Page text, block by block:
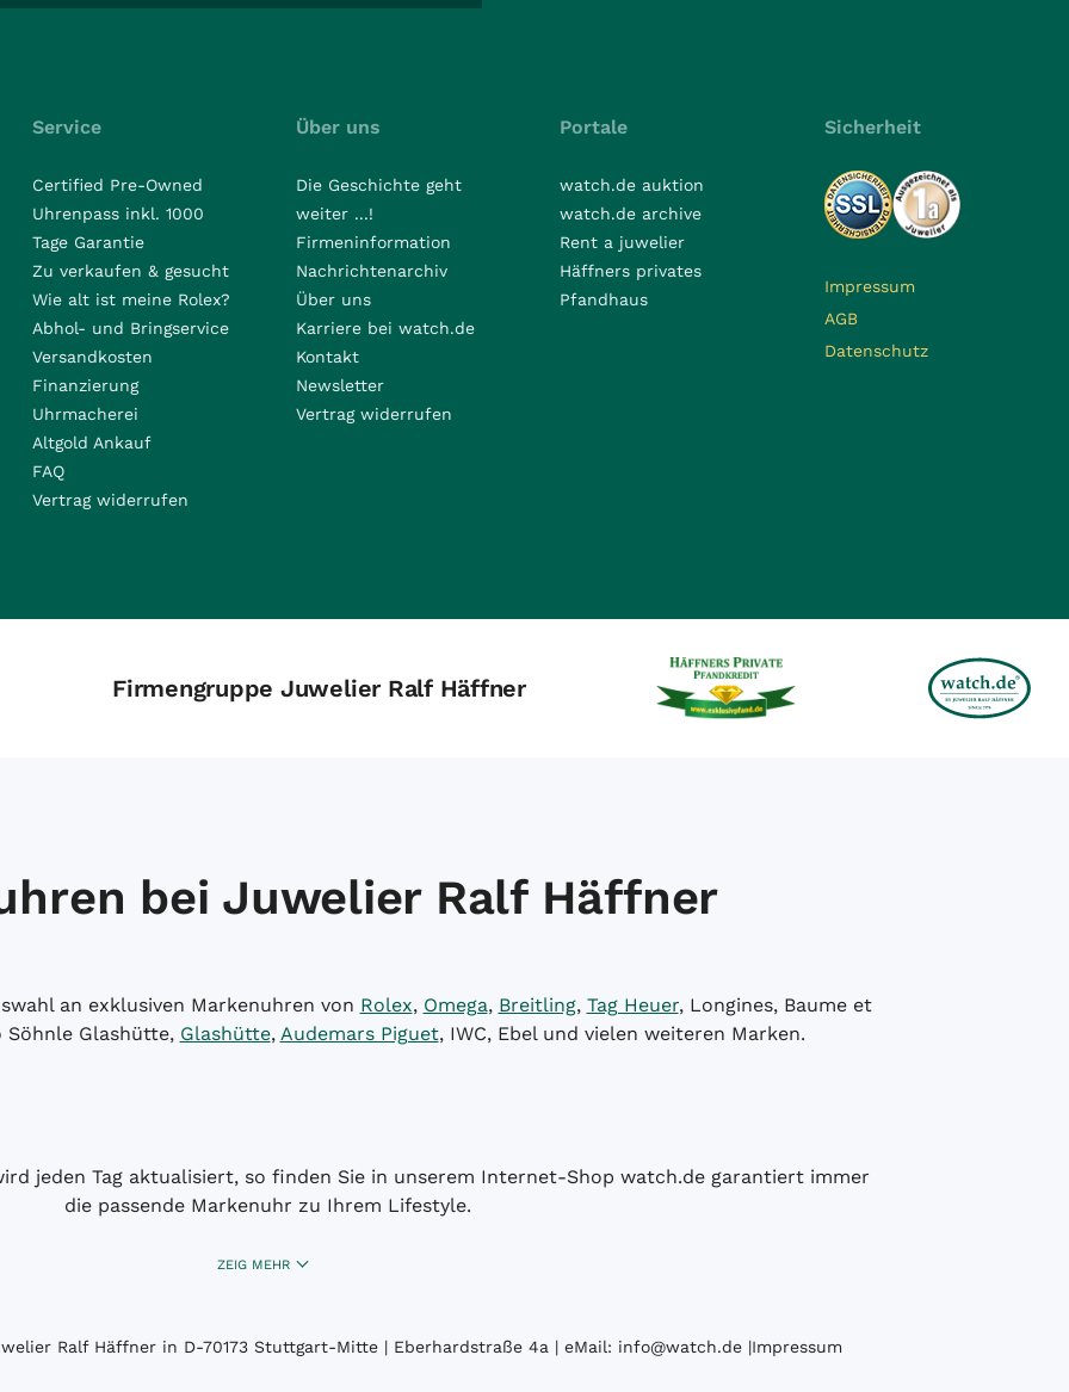
Service
Certified Pre-Owned
Uhrenpass inkl. 1000
Tage Garantie
Zu verkaufen & gesucht
Wie alt ist meine Rolex?
Abhol- und Bringservice
Versandkosten
Finanzierung
Uhrmacherei
Altgold Ankauf
FAQ
Vertrag widerrufen
Über uns
Die Geschichte geht
weiter ...!
Firmeninformation
Nachrichtenarchiv
Über uns
Karriere bei watch.de
Kontakt
Newsletter
Vertrag widerrufen
Portale
watch.de auktion
watch.de archive
Rent a juwelier
Häffners privates
Pfandhaus
Sicherheit
Impressum
AGB
Datenschutz
Firmengruppe Juwelier Ralf Häffner
bei Juwelier Ralf Häffner
an exklusiven Markenuhren von Rolex, Omega, Breitling, Tag Heuer, Longines, Baume et
Söhnle Glashütte, Glashütte, Audemars Piguet, IWC, Ebel und vielen weiteren Marken.
jeden Tag aktualisiert, so finden Sie in unserem Internet-Shop watch.de garantiert immer
die passende Markenuhr zu Ihrem Lifestyle.
ZEIG MEHR
Ralf Häffner in D-70173 Stuttgart-Mitte | Eberhardstraße 4a | eMail: info@watch.de|Impressum